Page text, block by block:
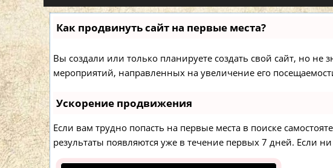
Как продвинуть сайт на первые места?
Вы создали или только планируете создать свой сайт, но не
мероприятий, направленных на увеличение его
Ускорение продвижения
Если вам трудно попасть на первые места в поиске
результаты появляются уже в течение первых 7 дней. Если